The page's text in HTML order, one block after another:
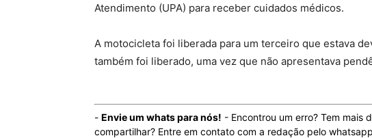
Atendimento (UPA) para receber cuidados médicos.
A motocicleta foi liberada para um terceiro que estava
também foi liberado, uma vez que não apresentava
- Envie um whats para nós! - Encontrou um erro? Tem mais
compartilhar? Entre em contato com a redação pelo